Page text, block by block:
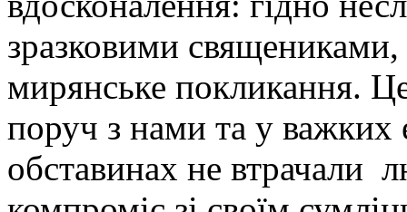
зразковими священиками,
мирянське покликання.
поруч з нами та у важких
обставинах не втрачали